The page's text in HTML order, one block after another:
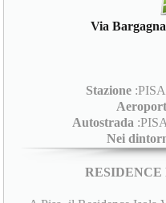
Via
Stazione
Autostrada
Nei